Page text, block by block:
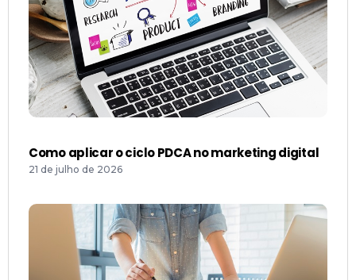
Como aplicar o ciclo PDCA no marketing digital
21 de julho de 2026